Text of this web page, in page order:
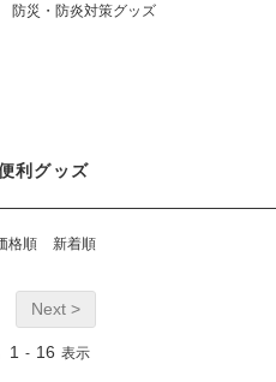
防災・防炎対策グッズ
利グッズ
格順 新着順
Next >
1 - 16 表示